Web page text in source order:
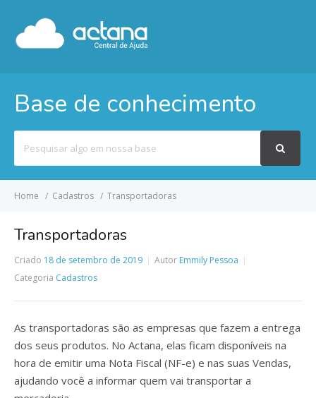
Base de conhecimento
por
Home Cadastros Transportadoras
Transportadoras
Criado 18 de setembro de 2019 Autor Emmily Pessoa
Categoria Cadastros
As transportadoras são as empresas que fazem a entrega
dos seus produtos. No Actana, elas ficam disponíveis na
hora de emitir uma Nota Fiscal (NF-e) e nas suas Vendas,
ajudando você a informar quem vai transportar a